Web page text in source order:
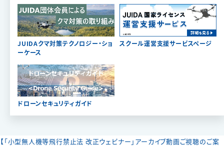
JUIDAクマ対策テクノロジー・ショ
ーケース
スクール運営支援サービスページ
ドローンセキュリティガイド
【「小型無人機等飛行禁止法 改正ウェビナー」アーカイブ動画ご視聴のご案